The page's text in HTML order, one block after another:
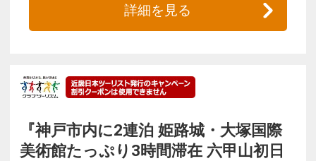
詳細を見る
『神戸市内に2連泊 姫路城・大塚国際
美術館たっぷり3時間滞在 六甲山初日